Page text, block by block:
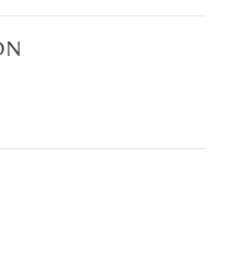
un nouvel onglet)